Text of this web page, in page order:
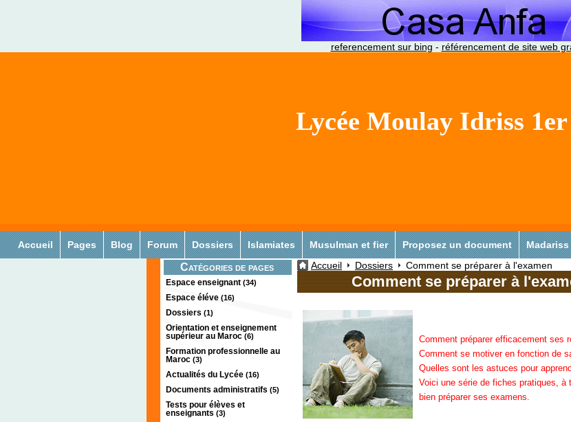
referencement sur bing - référencement de site web
Lycée Moulay Idriss 1er
Accueil Pages Blog Forum Dossiers Islamiates Musulman et fier Proposez un document Madariss
Catégories de pages
Espace enseignant (34)
Espace éléve (16)
Dossiers (1)
Orientation et enseignement
supérieur au Maroc (6)
Formation professionnelle au
Maroc (3)
Actualités du Lycée (16)
Documents administratifs (5)
Tests pour élèves et
enseignants (3)
Accueil Dossiers Comment se préparer à l'examen
Comment se préparer à
Comment préparer efficacement ses
Comment se motiver en fonction de
Quelles sont les astuces pour
Voici une série de fiches pratiques, à
bien préparer ses examens.